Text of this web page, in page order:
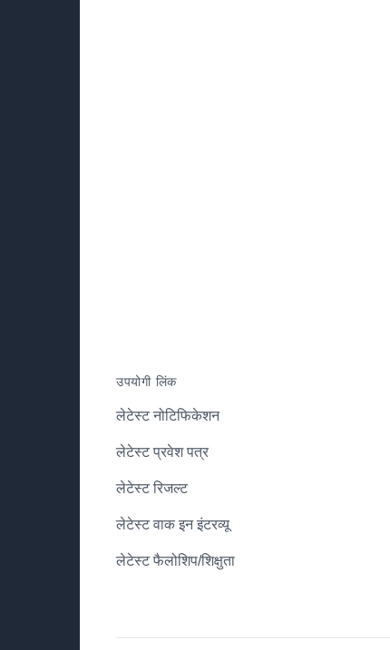
उपयोगी लिंक
लेटेस्ट नोटिफिकेशन
लेटेस्ट प्रवेश पत्र
लेटेस्ट रिजल्ट
लेटेस्ट वाक इन इंटरव्यू
लेटेस्ट फैलोशिप/शिक्षुता